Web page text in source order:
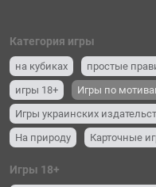
Категория игры
на кубиках простые
игры 18+
Игры по
Игры украинских
На природу
Карточные
Игры 18+